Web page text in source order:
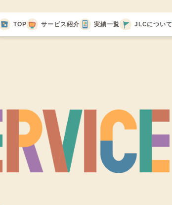
TOP サービス紹介 実績一覧 JLCについて
CSR活動